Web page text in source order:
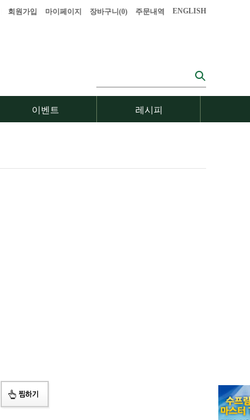
회원가입 마이페이지 장바구니(0) 주문내역 ENGLISH
이벤트 레시피